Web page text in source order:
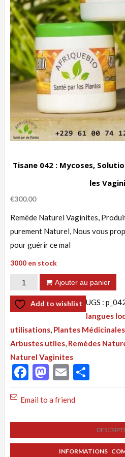
Tisane 042 : Mycoses,
les
€300.00
Remède Naturel Vaginites,
purement Naturel, Nous vous
pour guérir ce mal
3000 en stock
quantité
de
Tisane
:
Mycoses,
Solution
par
Plantes
Vaginites
Ajouter au panier
Add to wishlist UGS :
langues
utilisations, Plantes
Arbustes utiles, Remèdes
Naturel Vaginites
Facebook
Mastodon
Email
Email to a friend
INFORMATIONS